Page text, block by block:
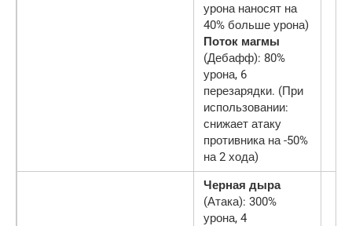
урона наносят на
40% больше урона)
Поток магмы
(Дебафф): 80%
урона, 6
перезарядки. (При
использовании:
снижает атаку
противника на -50%
на 2 хода)
Черная дыра
(Атака): 300%
урона, 4